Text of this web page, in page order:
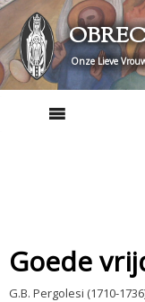
Skip
content
Onze Lieve
Goede
G.B. Pergolesi (1710-